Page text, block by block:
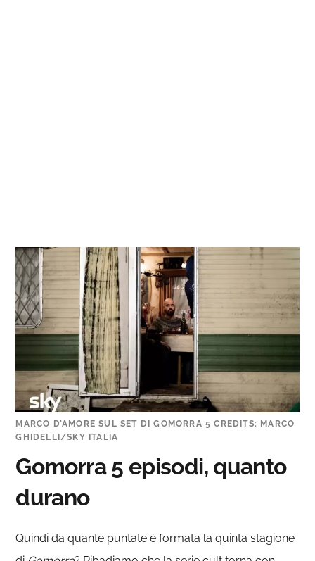
MARCO D’AMORE SUL SET DI GOMORRA 5 CREDITS: MARCO
GHIDELLI/SKY ITALIA
Gomorra 5 episodi, quanto
durano
Quindi da quante puntate è formata la quinta stagione